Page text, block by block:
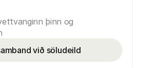
þinn og
við söludeild